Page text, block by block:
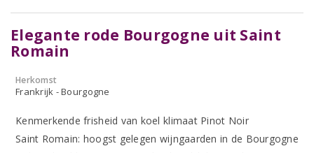
Elegante rode Bourgogne uit Saint
Romain
Herkomst
Frankrijk - Bourgogne
Kenmerkende frisheid van koel klimaat Pinot Noir
Saint Romain: hoogst gelegen wijngaarden in de Bourgogne